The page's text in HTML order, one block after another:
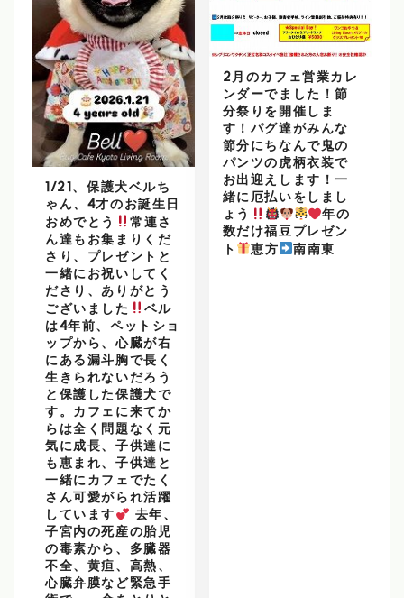
1/21、保護犬ベルち
ゃん、4才のお誕生日
おめでとう
常連さ
ん達もお集まりくだ
さり、プレゼントと
一緒にお祝いしてく
ださり、ありがとう
ございました
ベル
は4年前、ペットショ
ップから、心臓が右
にある漏斗胸で長く
生きられないだろう
と保護した保護犬で
す。カフェに来てか
らは全く問題なく元
気に成長、子供達に
も恵まれ、子供達と
一緒にカフェでたく
さん可愛がられ活躍
しています
去年、
子宮内の死産の胎児
の毒素から、多臓器
不全、黄疸、高熱、
心臓弁膜など緊急手
2月のカフェ営業カレ
ンダーでました！節
分祭りを開催しま
す！パグ達がみんな
節分にちなんで鬼の
パンツの虎柄衣装で
お出迎えします！一
緒に厄払いをしまし
ょう
年の
数だけ福豆プレゼン
ト
恵方 南南東